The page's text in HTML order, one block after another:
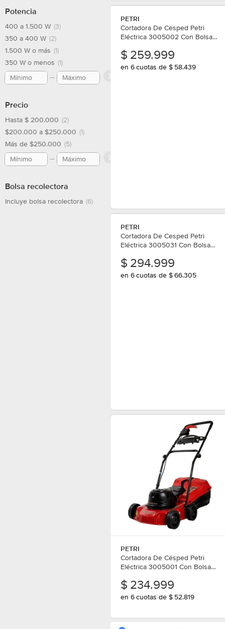
Potencia
400 a 1.500 W (3)
350 a 400 W (2)
1.500 W o más (1)
350 W o menos (1)
Precio
Hasta $ 200.000 (2)
$200.000 a $250.000 (1)
Más de $250.000 (5)
Bolsa recolectora
Incluye bolsa recolectora (6)
PETRI
Cortadora De Cesped Petri
Eléctrica 3005002 Con Bolsa
$ 259.999
en 6 cuotas de $ 58.439
PETRI
Cortadora De Cesped Petri
Eléctrica 3005031 Con Bolsa
$ 294.999
en 6 cuotas de $ 66.305
PETRI
Cortadora De Césped Petri
Eléctrica 3005001 Con Bolsa
$ 234.999
en 6 cuotas de $ 52.819